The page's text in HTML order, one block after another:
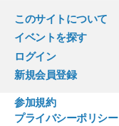
このサイトについて
イベントを探す
ログイン
新規会員登録
参加規約
プライバシーポリシー